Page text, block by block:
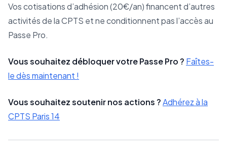
Vos cotisations d’adhésion (20€/an) financent d’autres
activités de la CPTS et ne conditionnent pas l’accès au
Passe Pro.
Vous souhaitez débloquer votre Passe Pro ? Faîtes-
le dès maintenant !
Vous souhaitez soutenir nos actions ?Adhérez à la
CPTS Paris 14